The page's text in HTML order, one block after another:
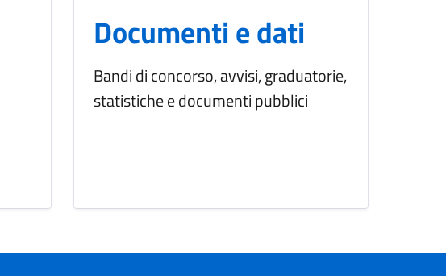
Documenti e dati
Bandi di concorso, avvisi, graduatorie,
statistiche e documenti pubblici